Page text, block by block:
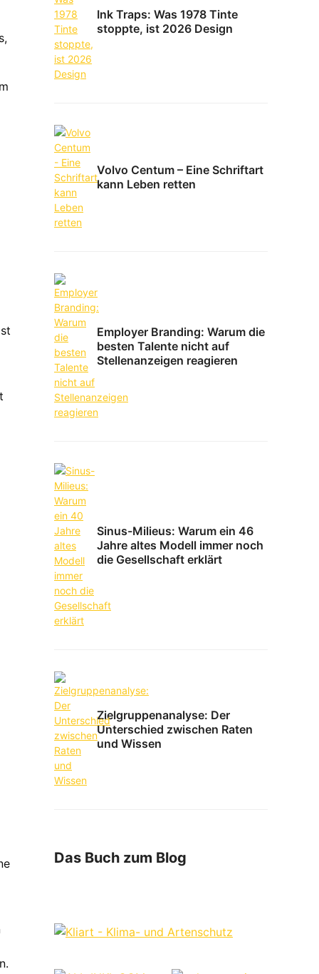
Ink Traps: Was 1978 Tinte
stoppte, ist 2026 Design
Volvo Centum – Eine Schriftart
kann Leben retten
Employer Branding: Warum die
besten Talente nicht auf
Stellenanzeigen reagieren
Sinus-Milieus: Warum ein 46
Jahre altes Modell immer noch
die Gesellschaft erklärt
Zielgruppenanalyse: Der
Unterschied zwischen Raten
und Wissen
Das Buch zum Blog